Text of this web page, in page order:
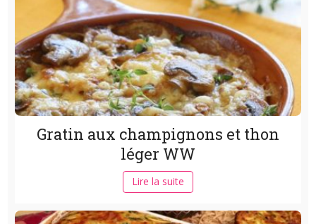
Gratin aux champignons et thon
léger WW
Lire la suite